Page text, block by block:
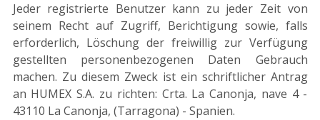
Jeder registrierte Benutzer kann zu jeder Zeit von
seinem Recht auf Zugriff, Berichtigung sowie, falls
erforderlich, Löschung der freiwillig zur Verfügung
gestellten personenbezogenen Daten Gebrauch
machen. Zu diesem Zweck ist ein schriftlicher Antrag
an HUMEX S.A. zu richten: Crta. La Canonja, nave 4 -
43110 La Canonja, (Tarragona) - Spanien.